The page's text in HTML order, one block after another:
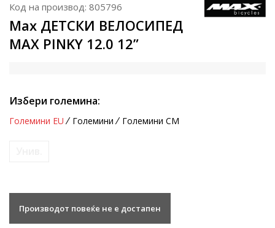
Код на производ: 805796
Max ДЕТСКИ ВЕЛОСИПЕД
MAX PINKY 12.0 12”
Избери големина:
Големини EU Големини Големини CM
Производот повеќе не е достапен